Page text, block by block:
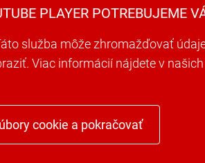
PLAYER POTREBUJEME
služba môže zhromažďovať
Viac informácií nájdete v
cookie a pokračovať